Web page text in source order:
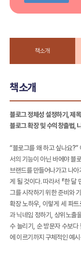
책소개
책소개
블로그 정체성 설정하기, 제
블로그 확장 및 수익창출법,
“블로그를 왜 하고 싶나요
서의 기능이 아닌 바에야 블
브랜드를 만들어나가고 나
게 될 것이다. 따라서 『한 달
그를 시작하기 위한 준비와
확장 노하우, 이렇게 세 파
과 닉네임 정하기, 상위노출
수 늘리기, 순 방문자 수보다
에 이르기까지 구체적인 예